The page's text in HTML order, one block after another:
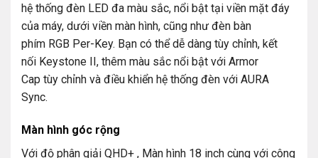
hệ thống đèn LED đa màu sắc, nổi bật tại viền mặt đáy
của máy, dưới viền màn hình, cũng như đèn bàn
phím RGB Per-Key. Bạn có thể dễ dàng tùy chỉnh, kết
nối Keystone II, thêm màu sắc nổi bật với Armor
Cap tùy chỉnh và điều khiển hệ thống đèn với AURA
Sync.
Màn hình góc rộng
Với độ phân giải QHD+ , Màn hình 18 inch cùng với công